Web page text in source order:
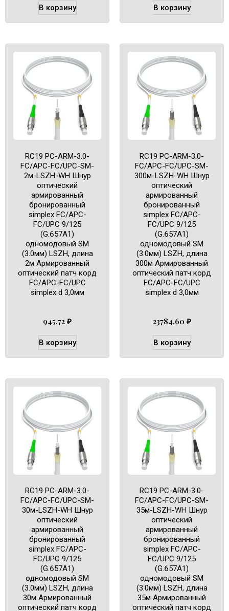
В корзину В корзину
RC19 PC-ARM-3.0-
FC/APC-FC/UPC-SM-
2м-LSZH-WH Шнур
оптический
армированный
бронированный
simplex FC/APC-
FC/UPC 9/125
(G.657A1)
одномодовый SM
(3.0мм) LSZH, длина
2м Армированный
оптический патч корд
FC/APC-FC/UPC
simplex d 3,0мм
945,72 ₽
В корзину
RC19 PC-ARM-3.0-
FC/APC-FC/UPC-SM-
300м-LSZH-WH Шнур
оптический
армированный
бронированный
simplex FC/APC-
FC/UPC 9/125
(G.657A1)
одномодовый SM
(3.0мм) LSZH, длина
300м Армированный
оптический патч корд
FC/APC-FC/UPC
simplex d 3,0мм
23784,60 ₽
В корзину
RC19 PC-ARM-3.0-
FC/APC-FC/UPC-SM-
30м-LSZH-WH Шнур
оптический
армированный
бронированный
simplex FC/APC-
FC/UPC 9/125
(G.657A1)
одномодовый SM
(3.0мм) LSZH, длина
30м Армированный
оптический патч корд
RC19 PC-ARM-3.0-
FC/APC-FC/UPC-SM-
35м-LSZH-WH Шнур
оптический
армированный
бронированный
simplex FC/APC-
FC/UPC 9/125
(G.657A1)
одномодовый SM
(3.0мм) LSZH, длина
35м Армированный
оптический патч корд